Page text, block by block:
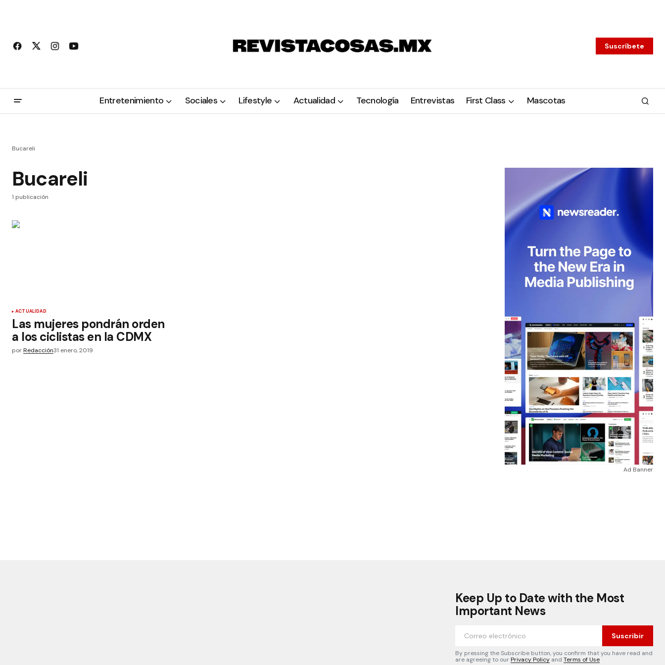
Suscríbete
Entretenimiento Sociales Lifestyle Actualidad Tecnología Entrevistas First Class Mascotas
Bucareli
Bucareli
1 publicación
ACTUALIDAD
Las mujeres pondrán orden
a los ciclistas en la CDMX
porRedacción31 enero, 2019
Ad Banner
Keep Up to Date with the Most
Important News
Suscribir
By pressing the Subscribe button, you confirm that you have read and
are agreeing to ourPrivacy Policy and Terms of Use